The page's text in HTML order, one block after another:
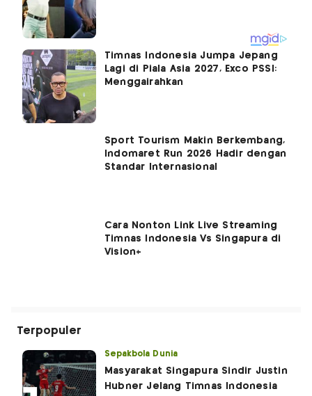
Timnas Indonesia Jumpa Jepang
Lagi di Piala Asia 2027, Exco PSSI:
Menggairahkan
Sport Tourism Makin Berkembang,
Indomaret Run 2026 Hadir dengan
Standar Internasional
Cara Nonton Link Live Streaming
Timnas Indonesia Vs Singapura di
Vision+
Terpopuler
Sepakbola Dunia
Masyarakat Singapura Sindir Justin
Hubner Jelang Timnas Indonesia